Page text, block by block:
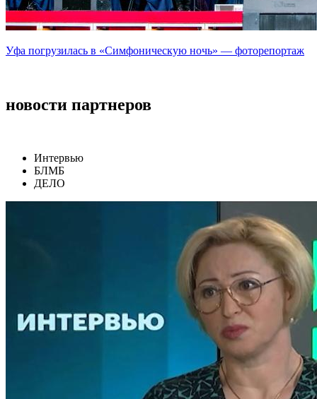
Уфа погрузилась в «Симфоническую ночь» — фоторепортаж
новости партнеров
Интервью
БЛМБ
ДЕЛО